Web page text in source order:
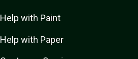
Help with Paint
Help with Paper